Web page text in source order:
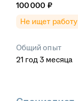
100 000 ₽
Не ищет работу
Общий опыт
21 год 3 месяца